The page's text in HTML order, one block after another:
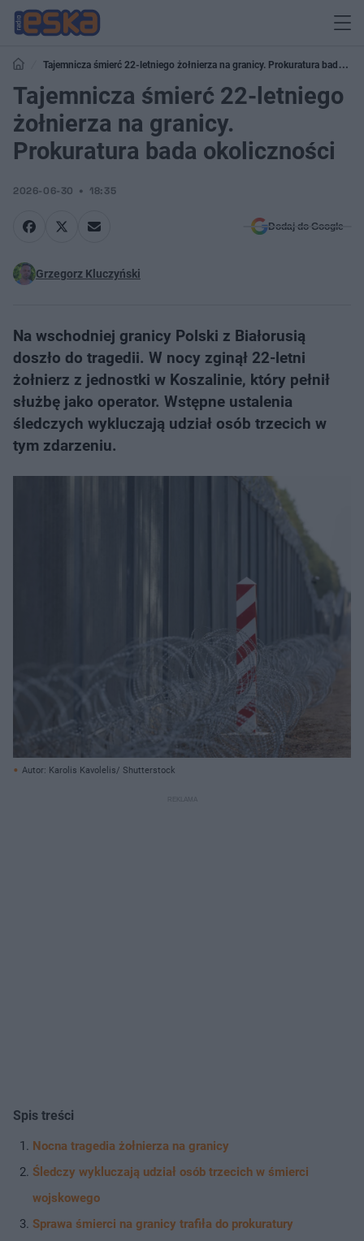
Tajemnicza śmierć 22-letniego żołnierza na granicy. Prokuratura bada
okoliczności
Tajemnicza śmierć 22-letniego
żołnierza na granicy.
Prokuratura bada okoliczności
2026-06-30 18:35
Dodaj do Google
Grzegorz Kluczyński
Na wschodniej granicy Polski z Białorusią
doszło do tragedii. W nocy zginął 22-letni
żołnierz z jednostki w Koszalinie, który pełnił
służbę jako operator. Wstępne ustalenia
śledczych wykluczają udział osób trzecich w
tym zdarzeniu.
Autor: Karolis Kavolelis/ Shutterstock
Spis treści
Nocna tragedia żołnierza na granicy
Śledczy wykluczają udział osób trzecich w śmierci
wojskowego
Sprawa śmierci na granicy trafiła do prokuratury